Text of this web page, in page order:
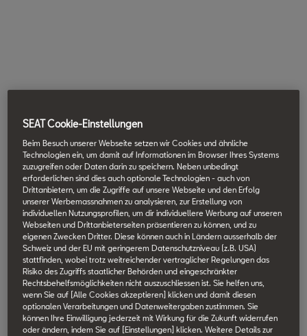
SEAT Cookie-Einstellungen
Beim Besuch unserer Webseite setzen wir Cookies und ähnliche
Technologien ein, um damit auf Informationen im Browser Ihres Systems
zuzugreifen oder Daten darin zu speichern. Neben unbedingt
erforderlichen sind dies auch optionale Technologien - auch von
Drittanbietern, um die Zugriffe auf unsere Webseite und den Erfolg
unserer Werbemassnahmen zu analysieren, zur Erstellung von
individuellen Nutzungsprofilen, um dir individuellere Werbung auf unseren
Webseiten und Drittanbieterseiten präsentieren zu können, und zu
eigenen Zwecken Dritter. Diese können auch in Ländern ausserhalb der
Schweiz und der EU mit geringerem Datenschutzniveau (z.B. USA)
stattfinden, wobei trotz weitreichender vertraglicher Regelungen das
Risiko des Zugriffs staatlicher Behörden und eingeschränkter
Rechtsbehelfsmöglichkeiten nicht auszuschliessen ist. Sie helfen uns,
wenn Sie auf [Alle Cookies akzeptieren] klicken und damit diesen
optionalen Verarbeitungen und Datenweitergaben zustimmen. Sie
können Ihre Einwilligung jederzeit mit Wirkung für die Zukunft widerrufen
oder ändern, indem Sie auf [Einstellungen] klicken. Weitere Details zur